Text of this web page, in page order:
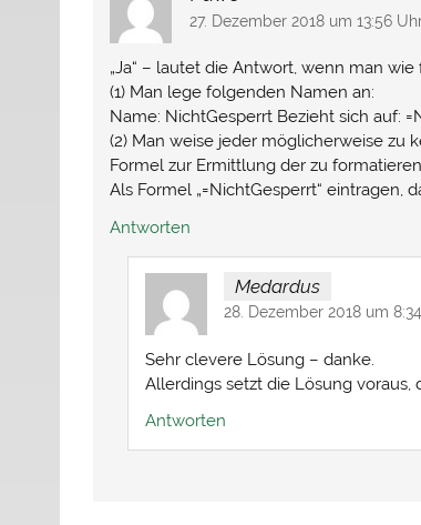
27. Dezember 2018 um 13:56
„Ja“ – lautet die Antwort, wenn man
(1) Man lege folgenden Namen an:
Name: NichtGesperrt Bezieht sich auf:
(2) Man weise jeder möglicherweise zu
Formel zur Ermittlung der zu
Als Formel „=NichtGesperrt“ eintragen,
Antworten
Medardus
28. Dezember 2018 um
Sehr clevere Lösung – danke.
Allerdings setzt die Lösung voraus,
Antworten